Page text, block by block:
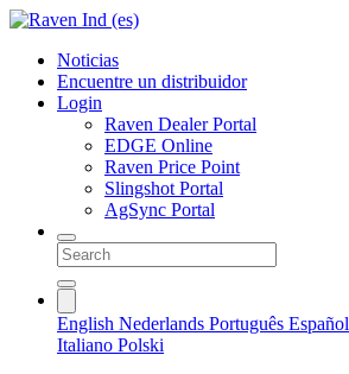
Noticias
Encuentre un distribuidor
Login
Raven Dealer Portal
EDGE Online
Raven Price Point
Slingshot Portal
AgSync Portal
English Nederlands Português Español
Italiano Polski